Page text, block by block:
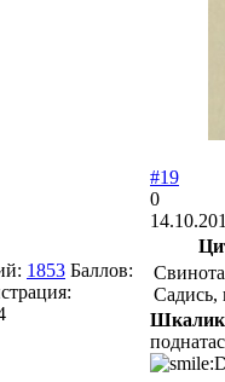
1853 Баллов:
#19
0
Садись,
Шкалик